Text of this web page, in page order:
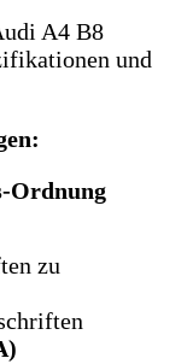
A4 B8
und
Ordnung
zu